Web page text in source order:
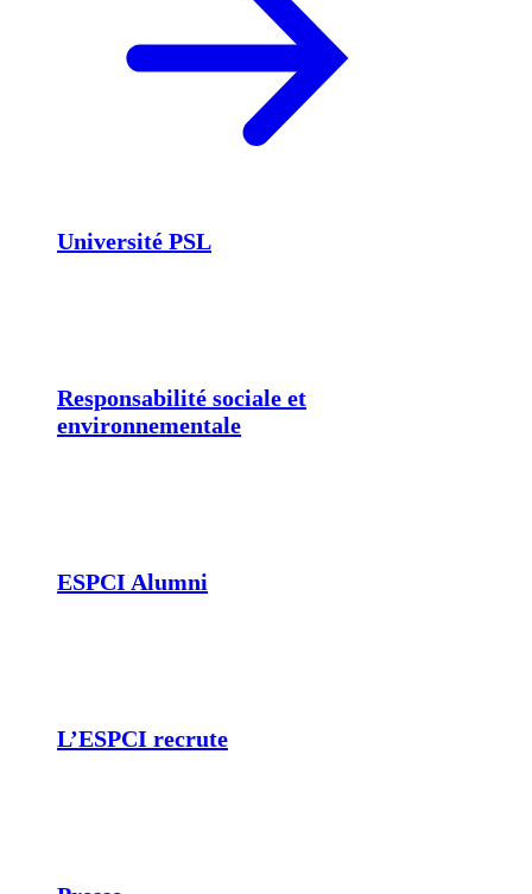
Université PSL
Responsabilité sociale et
environnementale
ESPCI Alumni
L’ESPCI recrute